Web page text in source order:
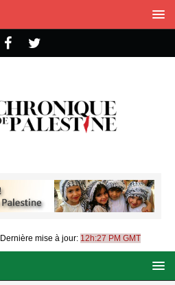
Dernière mise à jour: 12h:27 PM GMT